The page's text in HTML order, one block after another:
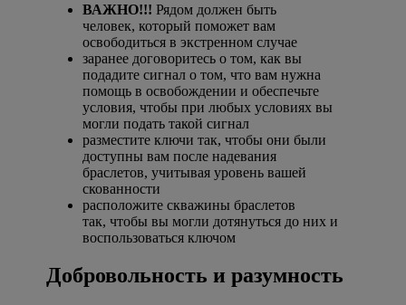
ВАЖНО!!! Рядом должен быть
человек, который поможет вам
освободиться в экстренном случае
заранее договоритесь о том, как вы
подадите сигнал о том, что вам нужна
помощь в освобождении и обеспечьте
условия, чтобы при любых условиях вы
могли подать такой сигнал
разместите ключи так, чтобы они были
доступны вам после надевания
браслетов, учитывая уровень вашей
скованности
расположите скважины браслетов
так, чтобы вы могли дотянуться до них и
воспользоваться ключом
Добровольность и разумность